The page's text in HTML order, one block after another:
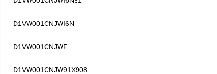
D1VW001CNJWI6N
D1VW001CNJWF
D1VW001CNJW91X908